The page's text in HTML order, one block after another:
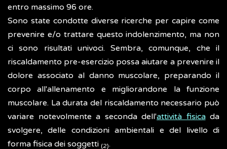
entro massimo 96 ore.
Sono state condotte diverse ricerche per capire come
prevenire e/o trattare questo indolenzimento, ma non
ci sono risultati univoci. Sembra, comunque, che il
riscaldamento pre-esercizio possa aiutare a prevenire il
dolore associato al danno muscolare, preparando il
corpo all'allenamento e migliorandone la funzione
muscolare. La durata del riscaldamento necessario può
variare notevolmente a seconda dell'attività fisicada
svolgere, delle condizioni ambientali e del livello di
forma fisica dei soggetti (2).